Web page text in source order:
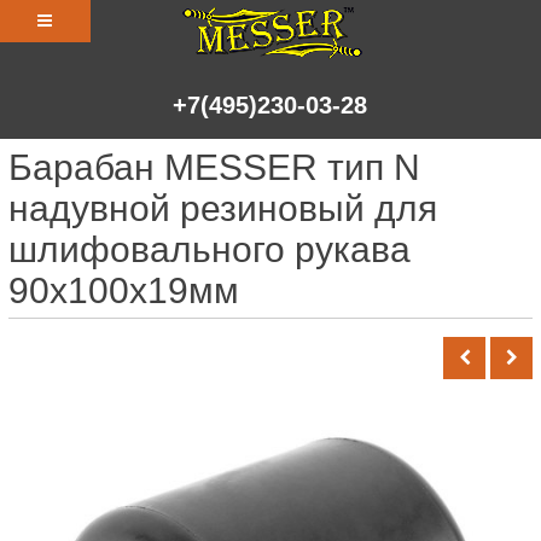
+7(495)230-03-28
Барабан MESSER тип N
надувной резиновый для
шлифовального рукава
90х100х19мм